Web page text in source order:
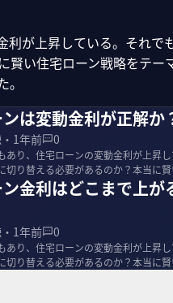
利が上昇している。それ
賢い住宅ローン戦略をテ
は変動金利が正解か
1年前 0
あり、住宅ローンの変動金利が上昇
切り替える必要があるのか？本当に
アナ...金利はどこまで上
1年前 0
あり、住宅ローンの変動金利が上昇
切り替える必要があるのか？本当に